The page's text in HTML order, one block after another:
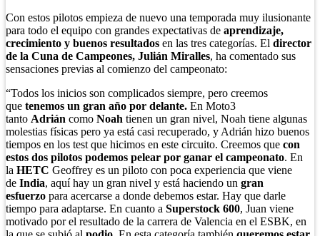
Con estos pilotos empieza de nuevo una temporada muy ilusionante
para todo el equipo con grandes expectativas de aprendizaje,
crecimiento y buenos resultados en las tres categorías. El director
de la Cuna de Campeones, Julián Miralles, ha comentado sus
sensaciones previas al comienzo del campeonato:
“Todos los inicios son complicados siempre, pero creemos
que tenemos un gran año por delante. En Moto3
tanto Adrián como Noah tienen un gran nivel, Noah tiene algunas
molestias físicas pero ya está casi recuperado, y Adrián hizo buenos
tiempos en los test que hicimos en este circuito. Creemos que con
estos dos pilotos podemos pelear por ganar el campeonato. En
la HETC Geoffrey es un piloto con poca experiencia que viene
de India, aquí hay un gran nivel y está haciendo un gran
esfuerzo para acercarse a donde debemos estar. Hay que darle
tiempo para adaptarse. En cuanto a Superstock 600, Juan viene
motivado por el resultado de la carrera de Valencia en el ESBK, en